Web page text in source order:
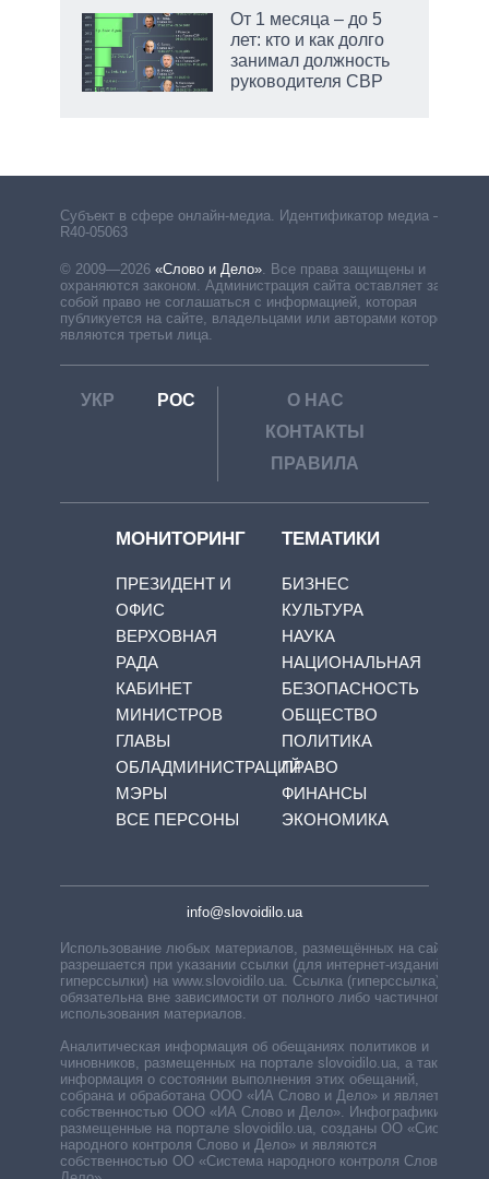
От 1 месяца – до 5
лет: кто и как долго
занимал должность
руководителя СВР
Субъект в сфере онлайн-медиа. Идентификатор медиа –
R40-05063
© 2009—2026 «Слово и Дело». Все права защищены и
охраняются законом. Администрация сайта оставляет за
собой право не соглашаться с информацией, которая
публикуется на сайте, владельцами или авторами которой
являются третьи лица.
УКР РОС
О НАС
КОНТАКТЫ
ПРАВИЛА
МОНИТОРИНГ
ПРЕЗИДЕНТ И
ОФИС
ВЕРХОВНАЯ
РАДА
КАБИНЕТ
МИНИСТРОВ
ГЛАВЫ
ОБЛАДМИНИСТРАЦИЙ
МЭРЫ
ВСЕ ПЕРСОНЫ
ТЕМАТИКИ
БИЗНЕС
КУЛЬТУРА
НАУКА
НАЦИОНАЛЬНАЯ
БЕЗОПАСНОСТЬ
ОБЩЕСТВО
ПОЛИТИКА
ПРАВО
ФИНАНСЫ
ЭКОНОМИКА
info@slovoidilo.ua
Использование любых материалов, размещённых на сайте,
разрешается при указании ссылки (для интернет-изданий —
гиперссылки) на www.slovoidilo.ua. Ссылка (гиперссылка)
обязательна вне зависимости от полного либо частичного
использования материалов.
Аналитическая информация об обещаниях политиков и
чиновников, размещенных на портале slovoidilo.ua, а также
информация о состоянии выполнения этих обещаний,
собрана и обработана ООО «ИА Слово и Дело» и является
собственностью ООО «ИА Слово и Дело». Инфографики,
размещенные на портале slovoidilo.ua, созданы ОО «Система
народного контроля Слово и Дело» и являются
собственностью ОО «Система народного контроля Слово и